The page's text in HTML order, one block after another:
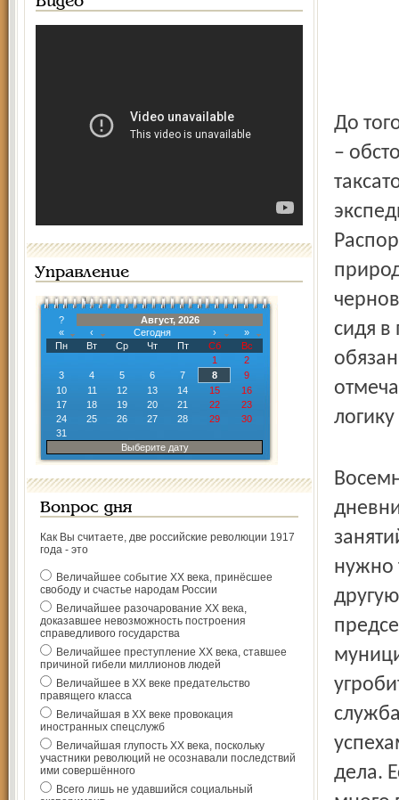
Управление
?
Август, 2026
«
‹ Сегодня ›
»
Пн
Вт Ср Чт Пт Сб
Вс
1
2
3
4 5 6 7 8
9
10
11 12 13 14 15
16
17
18 19 20 21 22
23
24
25 26 27 28 29
30
31
Выберите дату
Вопрос дня
Как Вы считаете, две российские революции 1917
года - это
Величайшее событие ХХ века, принёсшее
свободу и счастье народам России
Величайшее разочарование ХХ века,
доказавшее невозможность построения
справедливого государства
Величайшее преступление ХХ века, ставшее
причиной гибели миллионов людей
Величайшее в ХХ веке предательство
правящего класса
Величайшая в ХХ веке провокация
иностранных спецслужб
Величайшая глупость ХХ века, поскольку
участники революций не осознавали последствий
ими совершённого
Всего лишь не удавшийся социальный
До
–
сидя
нужно
дела.